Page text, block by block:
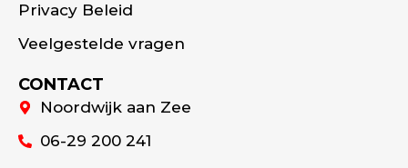
Privacy Beleid
Veelgestelde vragen
CONTACT
Noordwijk aan Zee
06-29 200 241